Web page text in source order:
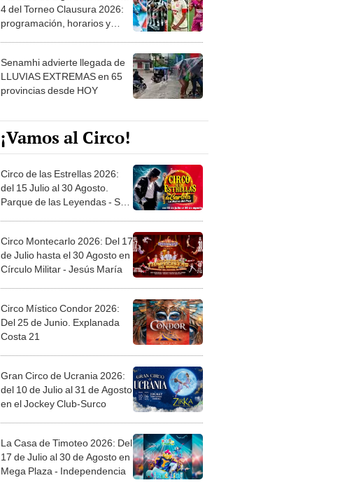
4 del Torneo Clausura 2026:
programación, horarios y
Senamhi advierte llegada de
LLUVIAS EXTREMAS en 65
provincias desde HOY
¡Vamos al Circo!
Circo de las Estrellas 2026:
del 15 Julio al 30 Agosto.
Parque de las Leyendas - San
Circo Montecarlo 2026: Del 17
de Julio hasta el 30 Agosto en
Círculo Militar - Jesús María
Circo Místico Condor 2026:
Del 25 de Junio. Explanada
Costa 21
Gran Circo de Ucrania 2026:
del 10 de Julio al 31 de Agosto
en el Jockey Club-Surco
La Casa de Timoteo 2026: Del
17 de Julio al 30 de Agosto en
Mega Plaza - Independencia